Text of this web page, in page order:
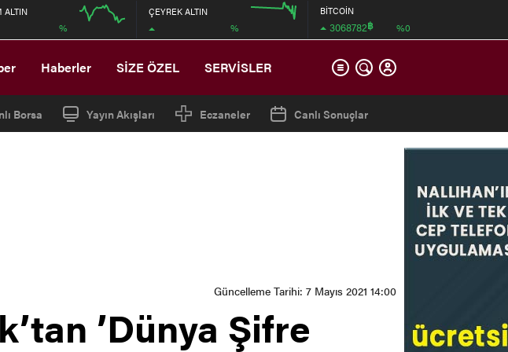
ALTIN
%
ÇEYREK ALTIN
%
BİTCOİN
3068782฿ %0
Haberler SİZE ÖZEL SERVİSLER
Borsa Yayın Akışları Eczaneler Canlı Sonuçlar
Güncelleme Tarihi: 7 Mayıs 2021 14:00
’Dünya Şifre